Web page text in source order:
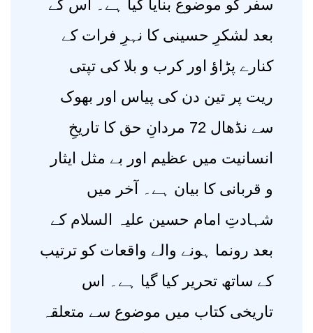
سفر کو موضوع بنایا گیا ہے۔ اس کے
بعد لشکرِ حسینی کا نہرِ فرات کے
کنارے پڑاؤ اور کرب و بلا کی تپتی
ریت پر تین دن کی پیاس اور بھوک
سے نڈھال 72 مردانِ حق کا تاریخِ
انسانیت میں عظیم اور بے مثل ایثار
و قربانی کا بیان ہے۔ آخر میں
شہادتِ امام حسین علیہ السلام کے
بعد رونما ہونے والے واقعات کو ترتیب
کے ساتھ تحریر کیا گیا ہے۔ اس
تاریخی کتاب میں موضوع سے متعلقہ